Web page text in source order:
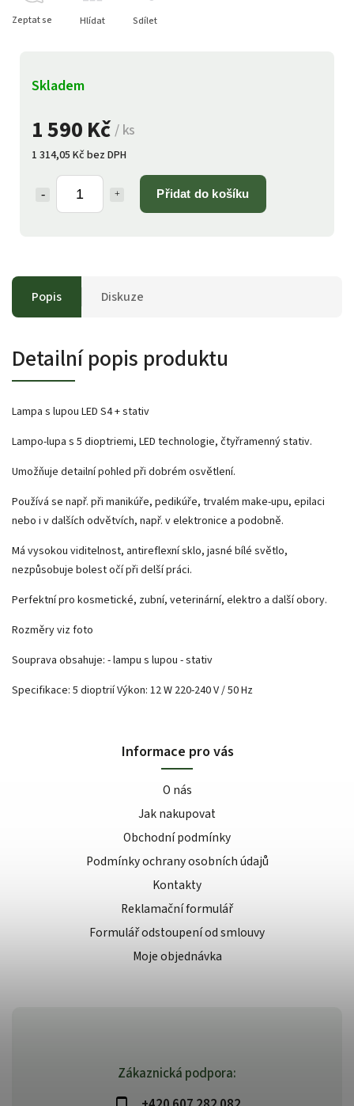
1 590 Kč/ ks
1 314,05 Kč bez DPH
Přidat do košíku
Skladem
Zeptat se Hlídat Sdílet
Popis Diskuze
Detailní popis produktu
Lampa s lupou LED S4 + stativ
Lampo-lupa s 5 dioptriemi, LED technologie, čtyřramenný stativ.
Umožňuje detailní pohled při dobrém osvětlení.
Používá se např. při manikúře, pedikúře, trvalém make-upu, epilaci
nebo i v dalších odvětvích, např. v elektronice a podobně.
Má vysokou viditelnost, antireflexní sklo, jasné bílé světlo,
nezpůsobuje bolest očí při delší práci.
Perfektní pro kosmetické, zubní, veterinární, elektro a další obory.
Rozměry viz foto
Souprava obsahuje: - lampu s lupou - stativ
Specifikace: 5 dioptrií Výkon: 12 W 220-240 V / 50 Hz
Zákaznická podpora:
Informace pro vás
O nás
Jak nakupovat
Obchodní podmínky
Podmínky ochrany osobních údajů
Kontakty
Reklamační formulář
Formulář odstoupení od smlouvy
Moje objednávka